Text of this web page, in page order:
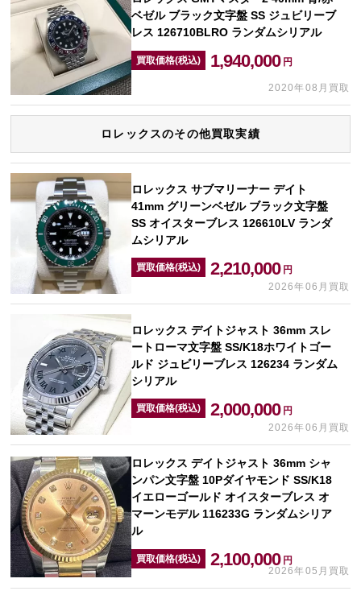
ベゼル ブラック文字盤 SS ジュビリーブ
レス 126710BLRO ランダムシリアル
買取価格(税込) 1,940,000 円
2020年08月買取
ロレックスのその他買取実績
ロレックス サブマリーナー デイト
41mm グリーンベゼル ブラック文字盤
SS オイスターブレス 126610LV ランダ
ムシリアル
買取価格(税込) 2,210,000 円
2026年06月買取
ロレックス デイトジャスト 36mm スレ
ートローマ文字盤 SS/K18ホワイトゴー
ルド ジュビリーブレス 126234 ランダム
シリアル
買取価格(税込) 2,000,000 円
2026年06月買取
ロレックス デイトジャスト 36mm シャ
ンパン文字盤 10Pダイヤモンド SS/K18
イエローゴールド オイスターブレス オ
マーンモデル 116233G ランダムシリア
ル
買取価格(税込) 2,100,000 円
2026年05月買取